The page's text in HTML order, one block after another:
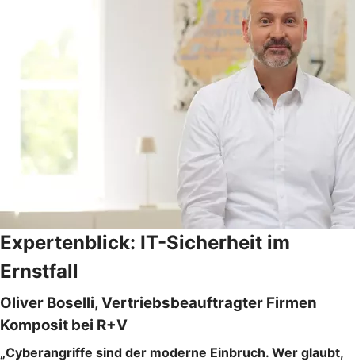
Expertenblick: IT-Sicherheit im
Ernstfall
Oliver Boselli, Vertriebsbeauftragter Firmen
Komposit bei R+V
„Cyberangriffe sind der moderne Einbruch. Wer glaubt,